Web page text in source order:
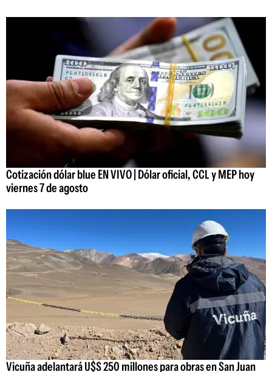
Cotización dólar blue EN VIVO | Dólar oficial, CCL y MEP hoy
viernes 7 de agosto
Vicuña adelantará U$S 250 millones para obras en San Juan